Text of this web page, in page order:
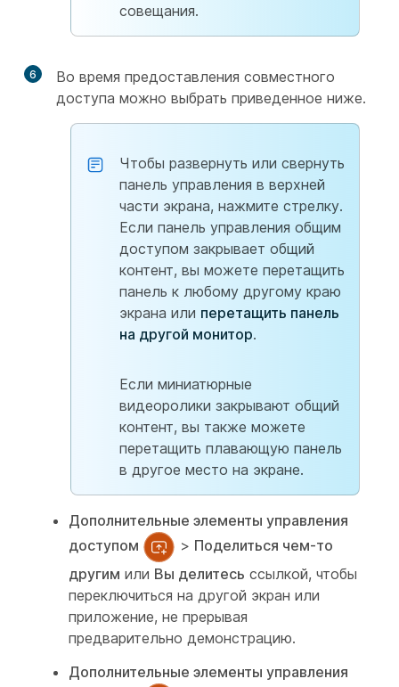
совещания.
6
Во время предоставления совместного
доступа можно выбрать приведенное ниже.
Чтобы развернуть или свернуть
панель управления в верхней
части экрана, нажмите стрелку.
Если панель управления общим
доступом закрывает общий
контент, вы можете перетащить
панель к любому другому краю
экрана или перетащить панель
на другой монитор.
Если миниатюрные
видеоролики закрывают общий
контент, вы также можете
перетащить плавающую панель
в другое место на экране.
Дополнительные элементы управления
доступом
> Поделиться чем-то
другим или Вы делитесь ссылкой, чтобы
переключиться на другой экран или
приложение, не прерывая
предварительно демонстрацию.
Дополнительные элементы управления